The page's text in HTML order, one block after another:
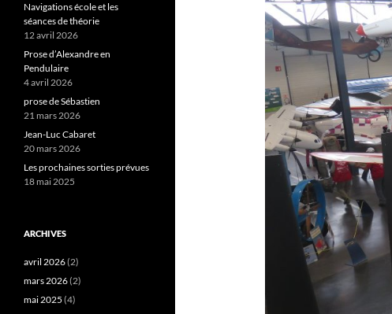
Navigations école et les
séances de théorie
12 avril 2026
Prose d’Alexandre en
Pendulaire
4 avril 2026
prose de Sébastien
21 mars 2026
Jean-Luc Cabaret
20 mars 2026
Les prochaines sorties prévues
18 mai 2025
ARCHIVES
avril 2026(2)
mars 2026(2)
mai 2025 (4)